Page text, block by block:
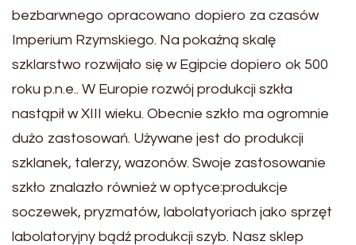
bezbarwnego opracowano dopiero za czasów
Imperium Rzymskiego. Na pokaźną skalę
szklarstwo rozwijało się w Egipcie dopiero ok 500
roku p.n.e.. W Europie rozwój produkcji szkła
nastąpił w XIII wieku. Obecnie szkło ma ogromnie
dużo zastosowań. Używane jest do produkcji
szklanek, talerzy, wazonów. Swoje zastosowanie
szkło znalazło również w optyce:produkcje
soczewek, pryzmatów, labolatyoriach jako sprzęt
labolatoryjny bądź produkcji szyb. Nasz sklep